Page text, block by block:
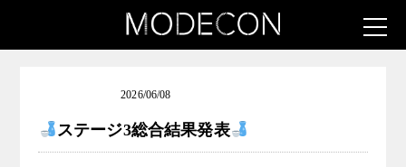
2026/06/08
ステージ3総合結果発表